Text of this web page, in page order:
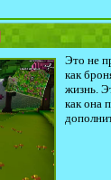
Это не
как
жизнь.
как она